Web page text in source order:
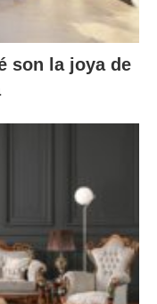
son la joya de